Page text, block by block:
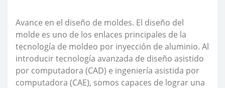
Avance en el diseño de moldes. El diseño del
molde es uno de los enlaces principales de la
tecnología de moldeo por inyección de aluminio. Al
introducir tecnología avanzada de diseño asistido
por computadora (CAD) e ingeniería asistida por
computadora (CAE), somos capaces de lograr una